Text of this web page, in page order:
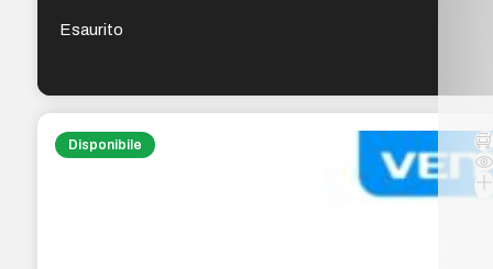
Esaurito
Disponibile